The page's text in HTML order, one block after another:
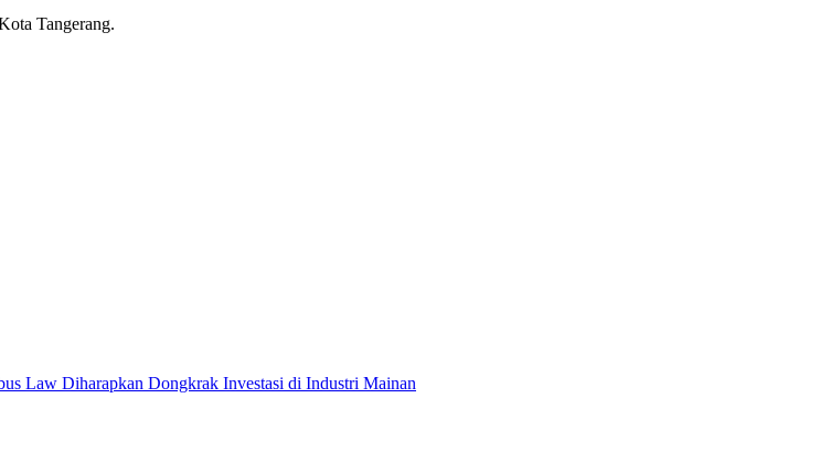
Tangerang.
Law Diharapkan Dongkrak Investasi di Industri Mainan